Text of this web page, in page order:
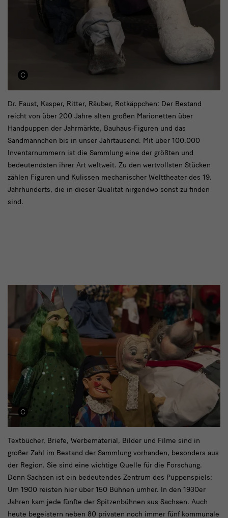
In
jährlich
wechselnden
Ausstellungen
Dr. Faust, Kasper, Ritter, Räuber, Rotkäppchen: Der Bestand
reicht von über 200 Jahre alten großen Marionetten über
Handpuppen der Jahrmärkte, Bauhaus-Figuren und das
Sandmännchen bis in unser Jahrtausend. Mit über 100.000
Inventarnummern ist die Sammlung eine der größten und
bedeutendsten ihrer Art weltweit. Zu den wertvollsten Stücken
zählen Figuren und Kulissen mechanischer Welttheater des 19.
Jahrhunderts, die in dieser Qualität nirgendwo sonst zu finden
sind.
Textbücher,
Briefe,
Werbematerial,
Bilder
und
Textbücher, Briefe, Werbematerial, Bilder und Filme sind in
großer Zahl im Bestand der Sammlung vorhanden, besonders aus
der Region. Sie sind eine wichtige Quelle für die Forschung.
Denn Sachsen ist ein bedeutendes Zentrum des Puppenspiels:
Um 1900 reisten hier über 150 Bühnen umher. In den 1930er
Jahren kam jede fünfte der Spitzenbühnen aus Sachsen. Auch
heute begeistern neben 80 privaten noch immer fünf kommunale